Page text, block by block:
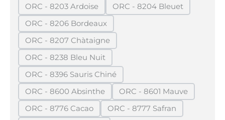
ORC - 8203 Ardoise
(Diese Option ist zurzeit nicht verfügbar.)
ORC - 8204 Bleuet
(Diese Option ist
ORC - 8206 Bordeaux
(Diese Option ist zurzeit nicht verfügbar.)
ORC - 8207 Chàtaigne
(Diese Option ist zurzeit nicht verfügbar.)
ORC - 8238 Bleu Nuit
(Diese Option ist zurzeit nicht verfügbar.)
ORC - 8396 Sauris Chiné
(Diese Option ist zurzeit nicht verfügbar.)
ORC - 8600 Absinthe
(Diese Option ist zurzeit nicht verfügbar.)
ORC - 8601 Mauve
(Diese Option ist
ORC - 8776 Cacao
(Diese Option ist zurzeit nicht verfügbar.)
ORC - 8777 Safran
(Diese Option ist zurzeit